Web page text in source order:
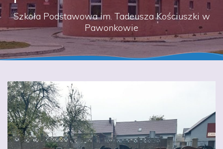
Szkoła Podstawowa im. Tadeusza Kościuszki w
Pawonkowie